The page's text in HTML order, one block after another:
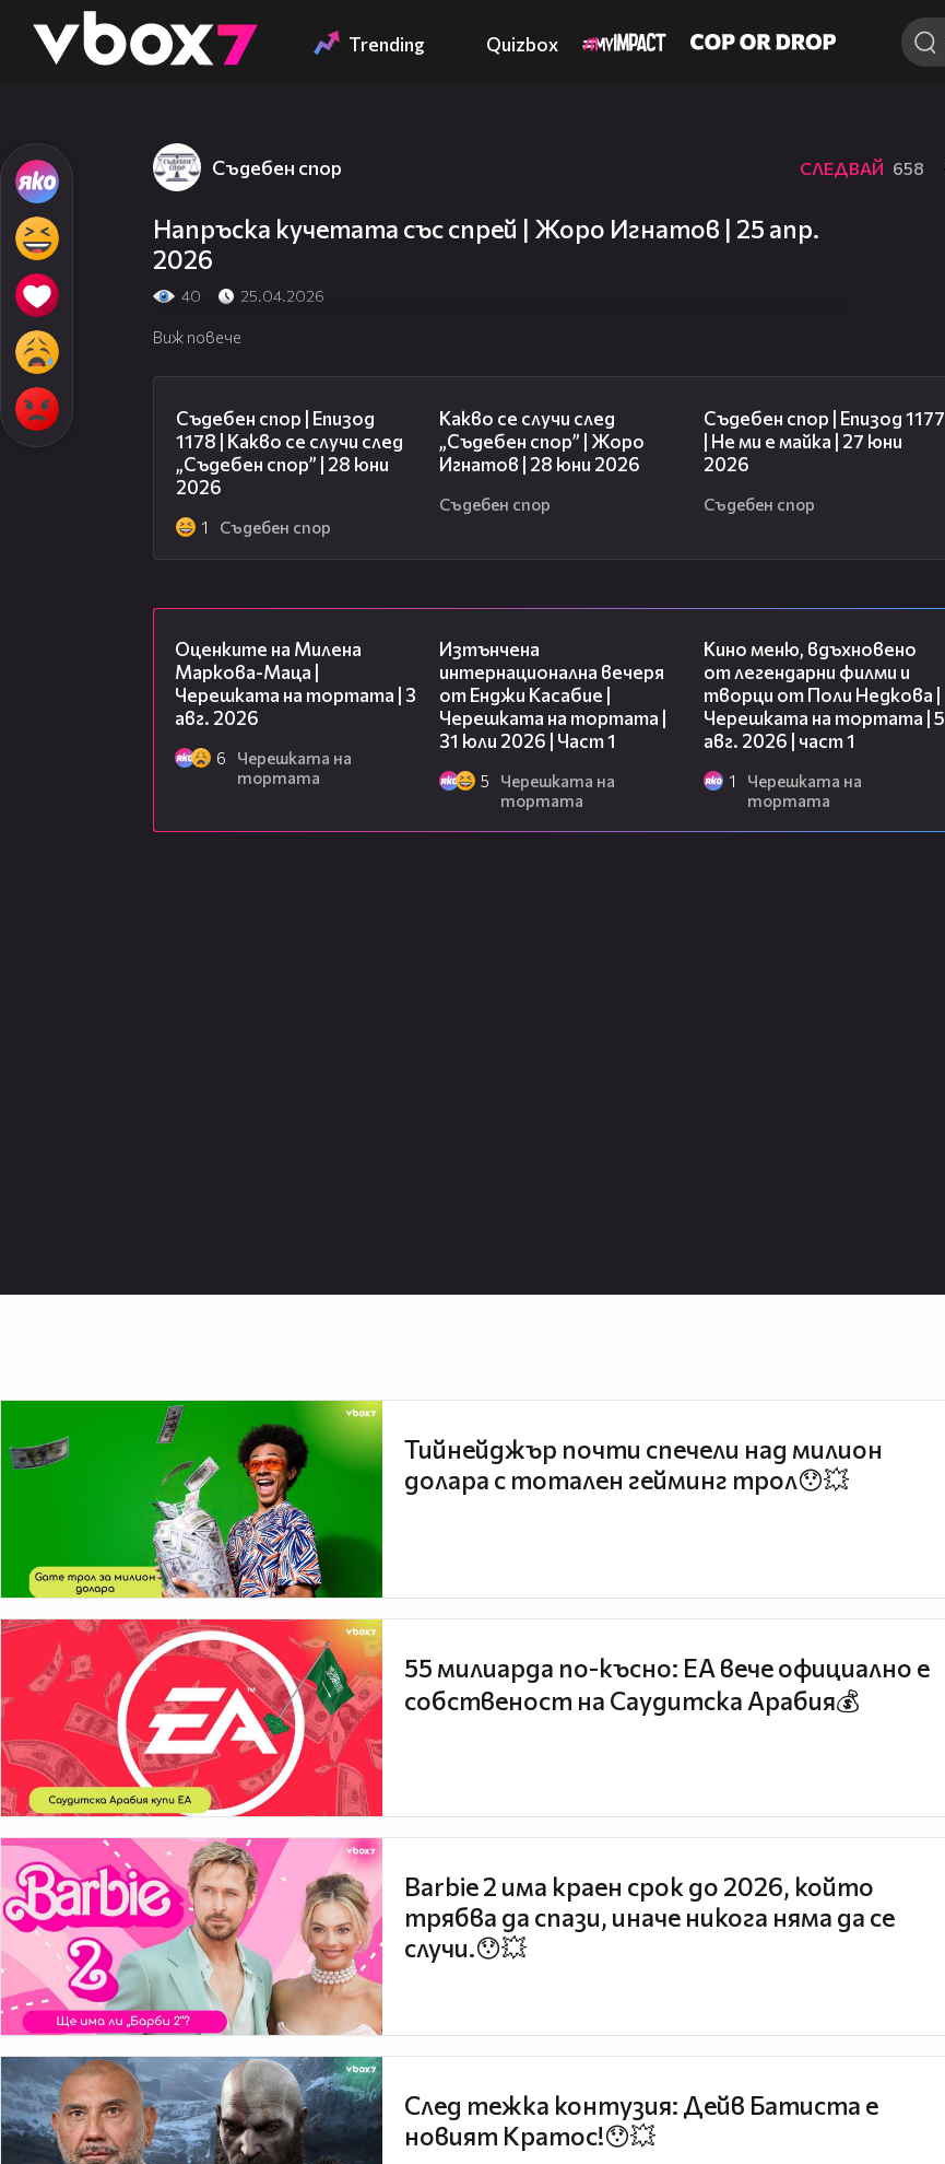
👾 Trending Quizbox
Съдебен спор СЛЕДВАЙ 658
Напръска кучетата със спрей | Жоро Игнатов | 25 апр.
2026
40 25.04.2026
Виж повече
Съдебен спор | Епизод
1178 | Какво се случи след
„Съдебен спор” | 28 юни
2026
1 Съдебен спор
Какво се случи след
„Съдебен спор” | Жоро
Игнатов | 28 юни 2026
Съдебен спор
Съдебен спор | Епизод 1177
| Не ми е майка | 27 юни
2026
Съдебен спор
Оценките на Милена
Маркова-Маца |
Черешката на тортата | 3
авг. 2026
6
Черешката на
тортата
Изтънчена
интернационална вечеря
от Енджи Касабие |
Черешката на тортата |
31 юли 2026 | Част 1
5
Черешката на
тортата
Кино меню, вдъхновено
от легендарни филми и
творци от Поли Недкова |
Черешката на тортата | 5
авг. 2026 | част 1
1
Черешката на
тортата
Тийнейджър почти спечели над милион
долара с тотален гейминг трол😯💥
55 милиарда по-късно: EA вече официално е
собственост на Саудитска Арабия💰
Barbie 2 има краен срок до 2026, който
трябва да спази, иначе никога няма да се
случи.😯💥
След тежка контузия: Дейв Батиста е
новият Кратос!😯💥